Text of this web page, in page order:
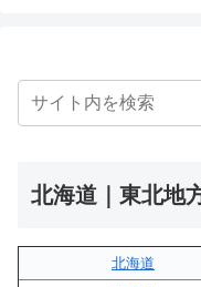
北海道｜東北地
北海道